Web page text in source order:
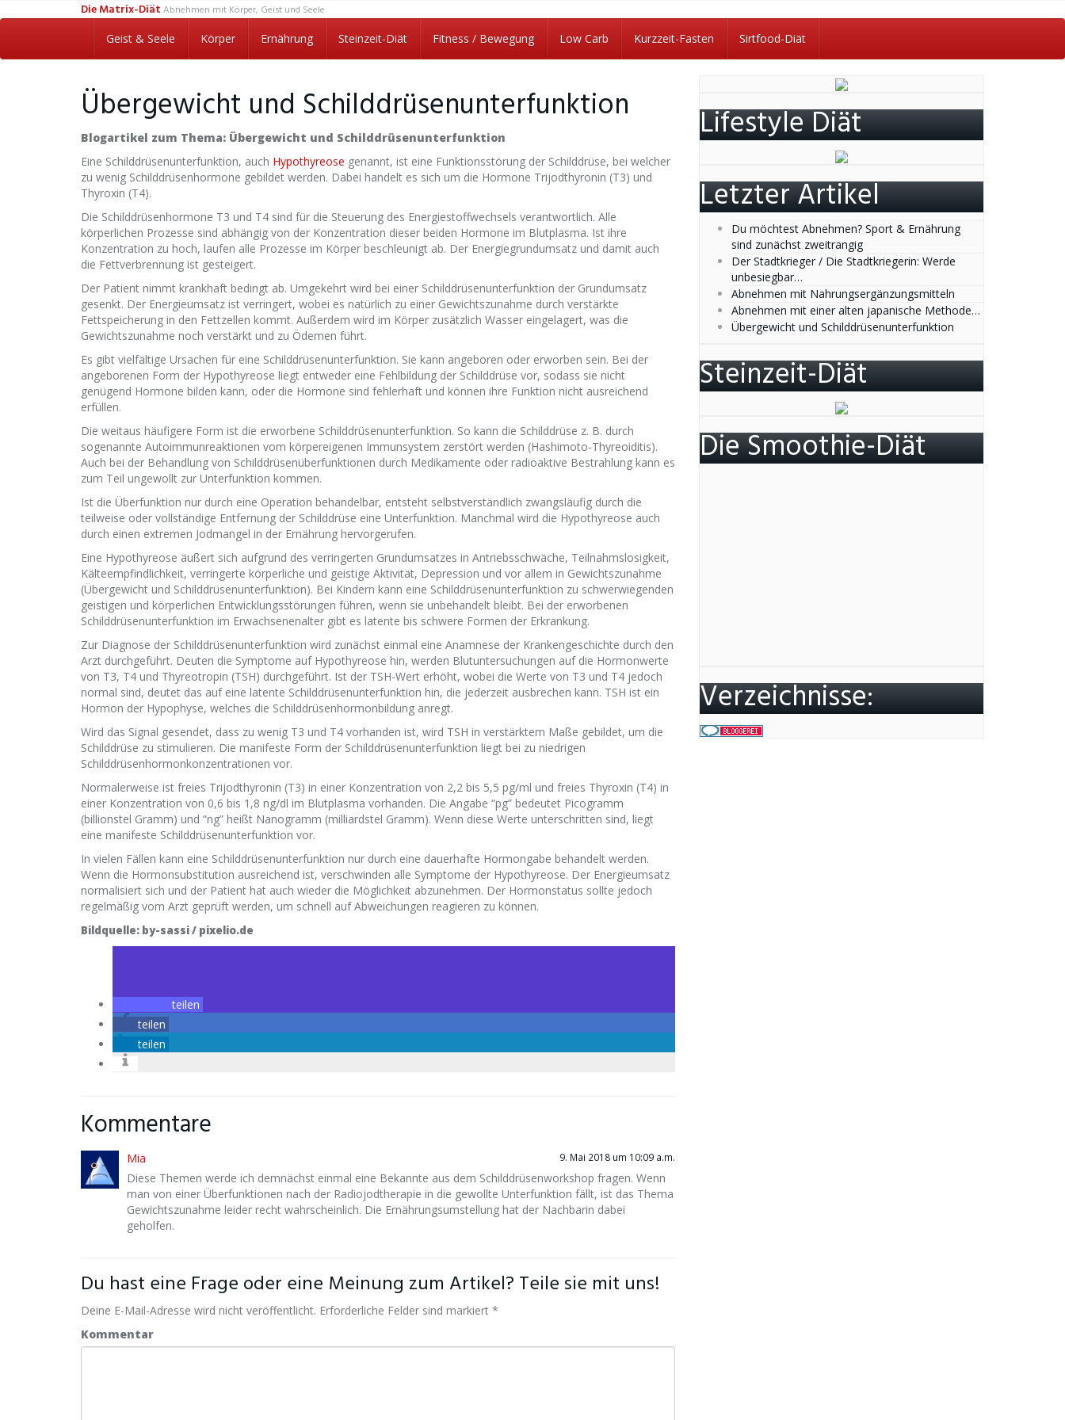
to
content
Die Matrix-Diät Abnehmen mit Körper, Geist und Seele
Geist & Seele
Körper Ernährung Steinzeit-Diät Fitness / Bewegung Low Carb Kurzzeit-Fasten Sirtfood-Diät
Übergewicht und Schilddrüsenunterfunktion
Blogartikel zum Thema: Übergewicht und Schilddrüsenunterfunktion
Eine Schilddrüsenunterfunktion, auch Hypothyreose genannt, ist eine Funktionsstörung der Schilddrüse, bei welcher
zu wenig Schilddrüsenhormone gebildet werden. Dabei handelt es sich um die Hormone Trijodthyronin (T3) und
Thyroxin (T4).
Die Schilddrüsenhormone T3 und T4 sind für die Steuerung des Energiestoffwechsels verantwortlich. Alle
körperlichen Prozesse sind abhängig von der Konzentration dieser beiden Hormone im Blutplasma. Ist ihre
Konzentration zu hoch, laufen alle Prozesse im Körper beschleunigt ab. Der Energiegrundumsatz und damit auch
die Fettverbrennung ist gesteigert.
Der Patient nimmt krankhaft bedingt ab. Umgekehrt wird bei einer Schilddrüsenunterfunktion der Grundumsatz
gesenkt. Der Energieumsatz ist verringert, wobei es natürlich zu einer Gewichtszunahme durch verstärkte
Fettspeicherung in den Fettzellen kommt. Außerdem wird im Körper zusätzlich Wasser eingelagert, was die
Gewichtszunahme noch verstärkt und zu Ödemen führt.
Es gibt vielfältige Ursachen für eine Schilddrüsenunterfunktion. Sie kann angeboren oder erworben sein. Bei der
angeborenen Form der Hypothyreose liegt entweder eine Fehlbildung der Schilddrüse vor, sodass sie nicht
genügend Hormone bilden kann, oder die Hormone sind fehlerhaft und können ihre Funktion nicht ausreichend
erfüllen.
Die weitaus häufigere Form ist die erworbene Schilddrüsenunterfunktion. So kann die Schilddrüse z. B. durch
sogenannte Autoimmunreaktionen vom körpereigenen Immunsystem zerstört werden (Hashimoto-Thyreoiditis).
Auch bei der Behandlung von Schilddrüsenüberfunktionen durch Medikamente oder radioaktive Bestrahlung kann es
zum Teil ungewollt zur Unterfunktion kommen.
Ist die Überfunktion nur durch eine Operation behandelbar, entsteht selbstverständlich zwangsläufig durch die
teilweise oder vollständige Entfernung der Schilddrüse eine Unterfunktion. Manchmal wird die Hypothyreose auch
durch einen extremen Jodmangel in der Ernährung hervorgerufen.
Eine Hypothyreose äußert sich aufgrund des verringerten Grundumsatzes in Antriebsschwäche, Teilnahmslosigkeit,
Kälteempfindlichkeit, verringerte körperliche und geistige Aktivität, Depression und vor allem in Gewichtszunahme
(Übergewicht und Schilddrüsenunterfunktion). Bei Kindern kann eine Schilddrüsenunterfunktion zu schwerwiegenden
geistigen und körperlichen Entwicklungsstörungen führen, wenn sie unbehandelt bleibt. Bei der erworbenen
Schilddrüsenunterfunktion im Erwachsenenalter gibt es latente bis schwere Formen der Erkrankung.
Zur Diagnose der Schilddrüsenunterfunktion wird zunächst einmal eine Anamnese der Krankengeschichte durch den
Arzt durchgeführt. Deuten die Symptome auf Hypothyreose hin, werden Blutuntersuchungen auf die Hormonwerte
von T3, T4 und Thyreotropin (TSH) durchgeführt. Ist der TSH-Wert erhöht, wobei die Werte von T3 und T4 jedoch
normal sind, deutet das auf eine latente Schilddrüsenunterfunktion hin, die jederzeit ausbrechen kann. TSH ist ein
Hormon der Hypophyse, welches die Schilddrüsenhormonbildung anregt.
Wird das Signal gesendet, dass zu wenig T3 und T4 vorhanden ist, wird TSH in verstärktem Maße gebildet, um die
Schilddrüse zu stimulieren. Die manifeste Form der Schilddrüsenunterfunktion liegt bei zu niedrigen
Schilddrüsenhormonkonzentrationen vor.
Normalerweise ist freies Trijodthyronin (T3) in einer Konzentration von 2,2 bis 5,5 pg/ml und freies Thyroxin (T4) in
einer Konzentration von 0,6 bis 1,8 ng/dl im Blutplasma vorhanden. Die Angabe “pg” bedeutet Picogramm
(billionstel Gramm) und “ng” heißt Nanogramm (milliardstel Gramm). Wenn diese Werte unterschritten sind, liegt
eine manifeste Schilddrüsenunterfunktion vor.
In vielen Fällen kann eine Schilddrüsenunterfunktion nur durch eine dauerhafte Hormongabe behandelt werden.
Wenn die Hormonsubstitution ausreichend ist, verschwinden alle Symptome der Hypothyreose. Der Energieumsatz
normalisiert sich und der Patient hat auch wieder die Möglichkeit abzunehmen. Der Hormonstatus sollte jedoch
regelmäßig vom Arzt geprüft werden, um schnell auf Abweichungen reagieren zu können.
Bildquelle: by-sassi / pixelio.de
teilen
teilen
teilen
Kommentare
Mia 9. Mai 2018 um 10:09 a.m.
Diese Themen werde ich demnächst einmal eine Bekannte aus dem Schilddrüsenworkshop fragen. Wenn
man von einer Überfunktionen nach der Radiojodtherapie in die gewollte Unterfunktion fällt, ist das Thema
Gewichtszunahme leider recht wahrscheinlich. Die Ernährungsumstellung hat der Nachbarin dabei
geholfen.
Du hast eine Frage oder eine Meinung zum Artikel? Teile sie mit uns!
Deine E-Mail-Adresse wird nicht veröffentlicht. Erforderliche Felder sind markiert *
Kommentar
Lifestyle Diät
Letzter Artikel
Du möchtest Abnehmen? Sport & Ernährung
sind zunächst zweitrangig
Der Stadtkrieger / Die Stadtkriegerin: Werde
unbesiegbar…
Abnehmen mit Nahrungsergänzungsmitteln
Abnehmen mit einer alten japanische Methode…
Übergewicht und Schilddrüsenunterfunktion
Steinzeit-Diät
Die Smoothie-Diät
Verzeichnisse: